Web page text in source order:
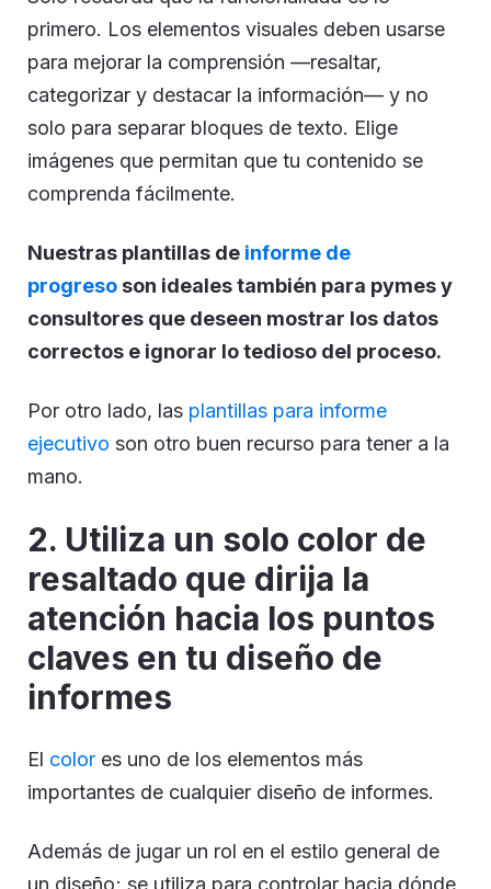
primero. Los elementos visuales deben usarse
para mejorar la comprensión —resaltar,
categorizar y destacar la información— y no
solo para separar bloques de texto. Elige
imágenes que permitan que tu contenido se
comprenda fácilmente.
Nuestras plantillas de informe de
progreso son ideales también para pymes y
consultores que deseen mostrar los datos
correctos e ignorar lo tedioso del proceso.
Por otro lado, las plantillas para informe
ejecutivo son otro buen recurso para tener a la
mano.
2. Utiliza un solo color de
resaltado que dirija la
atención hacia los puntos
claves en tu diseño de
informes
El color es uno de los elementos más
importantes de cualquier diseño de informes.
Además de jugar un rol en el estilo general de